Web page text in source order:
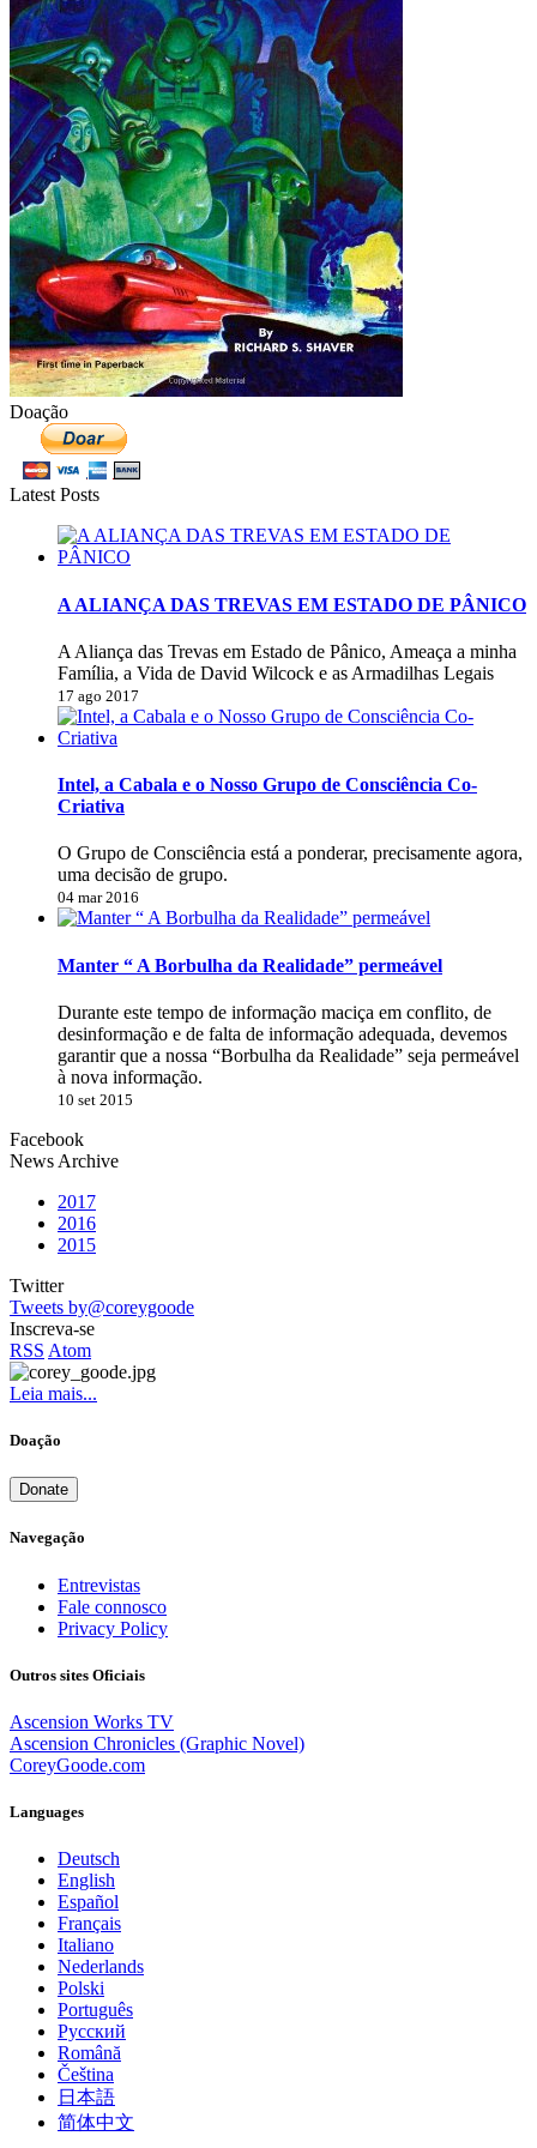
Doação
Latest Posts
A ALIANÇA DAS TREVAS EM ESTADO DE PÂNICO
A Aliança das Trevas em Estado de Pânico, Ameaça a minha
Família, a Vida de David Wilcock e as Armadilhas Legais
17 ago 2017
Intel, a Cabala e o Nosso Grupo de Consciência Co-
Criativa
O Grupo de Consciência está a ponderar, precisamente agora,
uma decisão de grupo.
04 mar 2016
Manter “ A Borbulha da Realidade” permeável
Durante este tempo de informação maciça em conflito, de
desinformação e de falta de informação adequada, devemos
garantir que a nossa “Borbulha da Realidade” seja permeável
à nova informação.
10 set 2015
Facebook
News Archive
2017
2016
2015
Twitter
Tweets by@coreygoode
Inscreva-se
RSS Atom
Leia mais...
Doação
Donate
Navegação
Entrevistas
Fale connosco
Privacy Policy
Outros sites Oficiais
Ascension Works TV
Ascension Chronicles (Graphic Novel)
CoreyGoode.com
Languages
Deutsch
English
Español
Français
Italiano
Nederlands
Polski
Português
Pусский
Română
Čeština
日本語
简体中文